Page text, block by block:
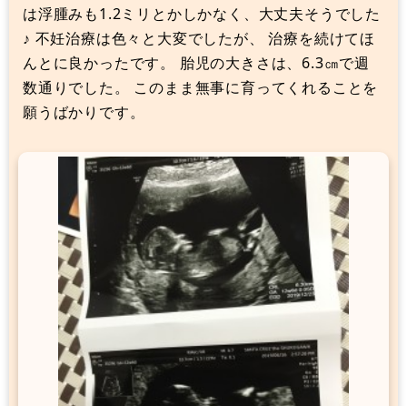
は浮腫みも1.2ミリとかしかなく、大丈夫そうでした
♪ 不妊治療は色々と大変でしたが、 治療を続けてほ
んとに良かったです。 胎児の大きさは、6.3㎝で週
数通りでした。 このまま無事に育ってくれることを
願うばかりです。